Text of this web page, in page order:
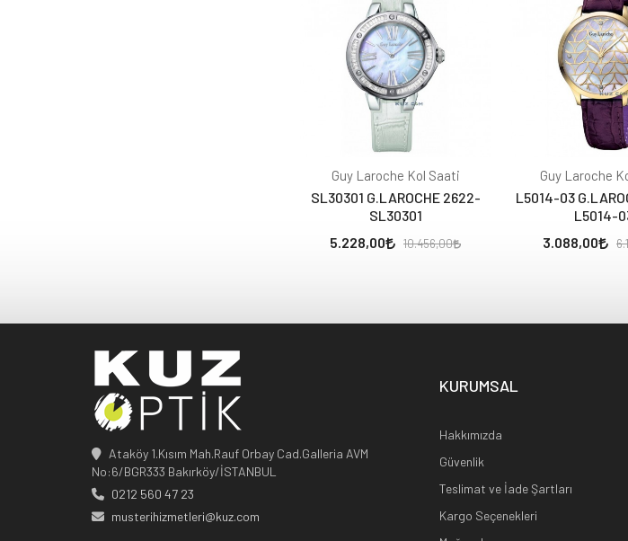
Guy Laroche Kol Saati
SL30301 G.LAROCHE 2622-
SL30301
5.228,00
10.456,00
Guy Laroche
L5014-03
L5014-
3.088,00
Ataköy 1.Kısım Mah.Rauf Orbay Cad.Galleria AVM
No:6/BGR333 Bakırköy/İSTANBUL
0212 560 47 23
musterihizmetleri@kuz.com
KURUMSAL
Hakkımızda
Güvenlik
Teslimat ve İade Şartları
Kargo Seçenekleri